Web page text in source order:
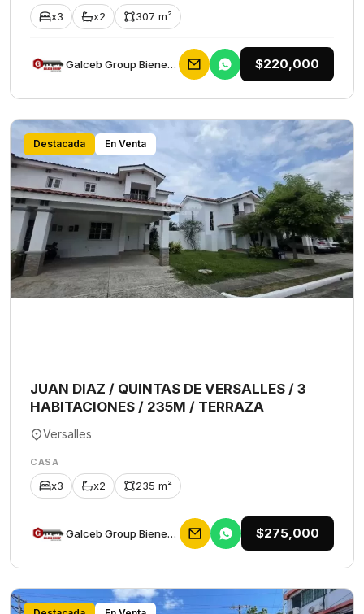
x3 x2 307 m²
Galceb Group Bienes Raices $220,000
Destacada En Venta
JUAN DIAZ / QUINTAS DE VERSALLES / 3
HABITACIONES / 235M / TERRAZA
Versalles
CASA
x3 x2 235 m²
Galceb Group Bienes Raices $275,000